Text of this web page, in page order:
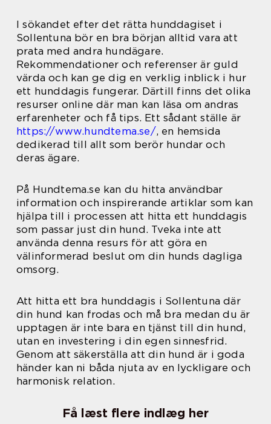
I sökandet efter det rätta hunddagiset i
Sollentuna bör en bra början alltid vara att
prata med andra hundägare.
Rekommendationer och referenser är guld
värda och kan ge dig en verklig inblick i hur
ett hunddagis fungerar. Därtill finns det olika
resurser online där man kan läsa om andras
erfarenheter och få tips. Ett sådant ställe är
https://www.hundtema.se/, en hemsida
dedikerad till allt som berör hundar och
deras ägare.
På Hundtema.se kan du hitta användbar
information och inspirerande artiklar som kan
hjälpa till i processen att hitta ett hunddagis
som passar just din hund. Tveka inte att
använda denna resurs för att göra en
välinformerad beslut om din hunds dagliga
omsorg.
Att hitta ett bra hunddagis i Sollentuna där
din hund kan frodas och må bra medan du är
upptagen är inte bara en tjänst till din hund,
utan en investering i din egen sinnesfrid.
Genom att säkerställa att din hund är i goda
händer kan ni båda njuta av en lyckligare och
harmonisk relation.
Få læst flere indlæg her